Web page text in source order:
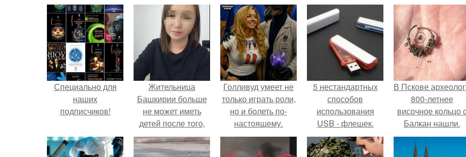
Специально для
наших
подписчиков!
Жительница
Башкирии больше
не может иметь
детей после того,
как медики сделали
ей аборт на шестом
Голливуд умеет не
только играть роли,
но и болеть по-
настоящему.
5 нестандартных
способов
использования
USB - флешек.
В Пскове
800-летнее
височное кольцо
Балкан нашли.